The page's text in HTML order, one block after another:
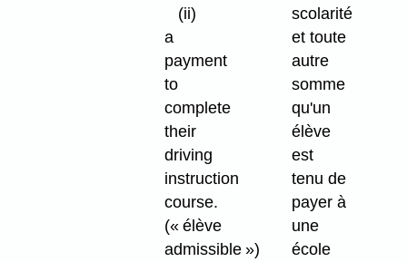
(ii)
a
payment
to
complete
their
driving
instruction
course.
(« élève
admissible »)
scolarité
et toute
autre
somme
qu'un
élève
est
tenu de
payer à
une
école